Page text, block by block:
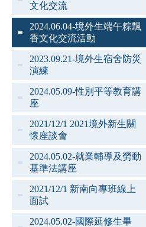
文化交流
2024.06.04-境外生端午粽飄
香文化交流活動
2023.09.21-境外生宿舍防災
演練
2024.05.09-性別平等教育講
座
2021/12/1 2021境外新生關
懷座談會
2024.05.02-就業輔導及勞動
基準法講座
2021/12/1 新南向專班線上
面試
2024.05.02-國際延修生畢